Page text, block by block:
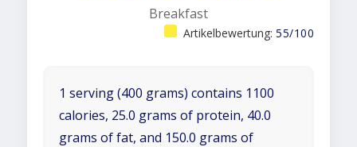
Breakfast
Artikelbewertung: 55/100
1 serving (400 grams) contains 1100
calories, 25.0 grams of protein, 40.0
grams of fat, and 150.0 grams of